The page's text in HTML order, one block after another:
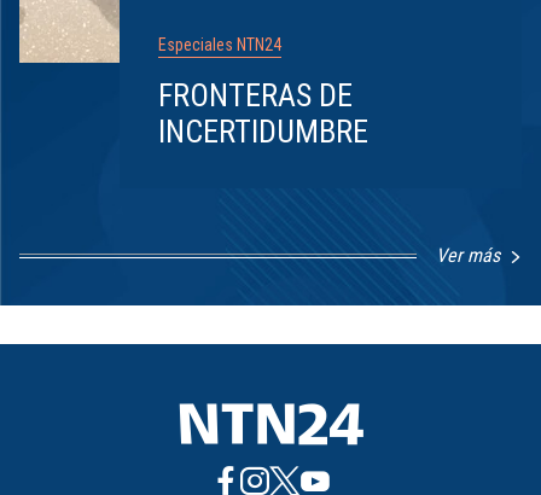
Especiales NTN24
FRONTERAS DE
INCERTIDUMBRE
Ver más
1
8